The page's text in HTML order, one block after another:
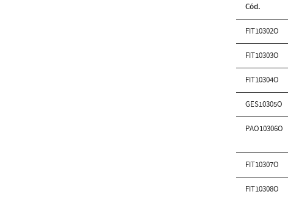
Cód.
FIT10302O
FIT10303O
FIT10304O
GES10305O
PAO10306O
FIT10307O
FIT10308O